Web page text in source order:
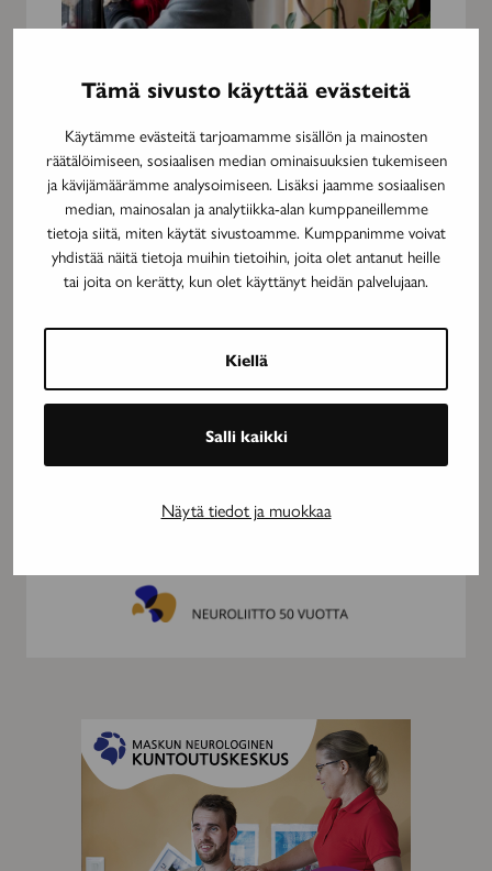
Tämä sivusto käyttää evästeitä
Käytämme evästeitä tarjoamamme sisällön ja mainosten
räätälöimiseen, sosiaalisen median ominaisuuksien tukemiseen
ja kävijämäärämme analysoimiseen. Lisäksi jaamme sosiaalisen
median, mainosalan ja analytiikka-alan kumppaneillemme
tietoja siitä, miten käytät sivustoamme. Kumppanimme voivat
yhdistää näitä tietoja muihin tietoihin, joita olet antanut heille
tai joita on kerätty, kun olet käyttänyt heidän palvelujaan.
Kiellä
Salli kaikki
Näytä tiedot ja muokkaa
Meitä
tarvitaan
enemmän
kuin
koskaan
10.2.2021 PÄÄKIRJOITUS
Meitä tarvitaan enemmän kuin
koskaan
on